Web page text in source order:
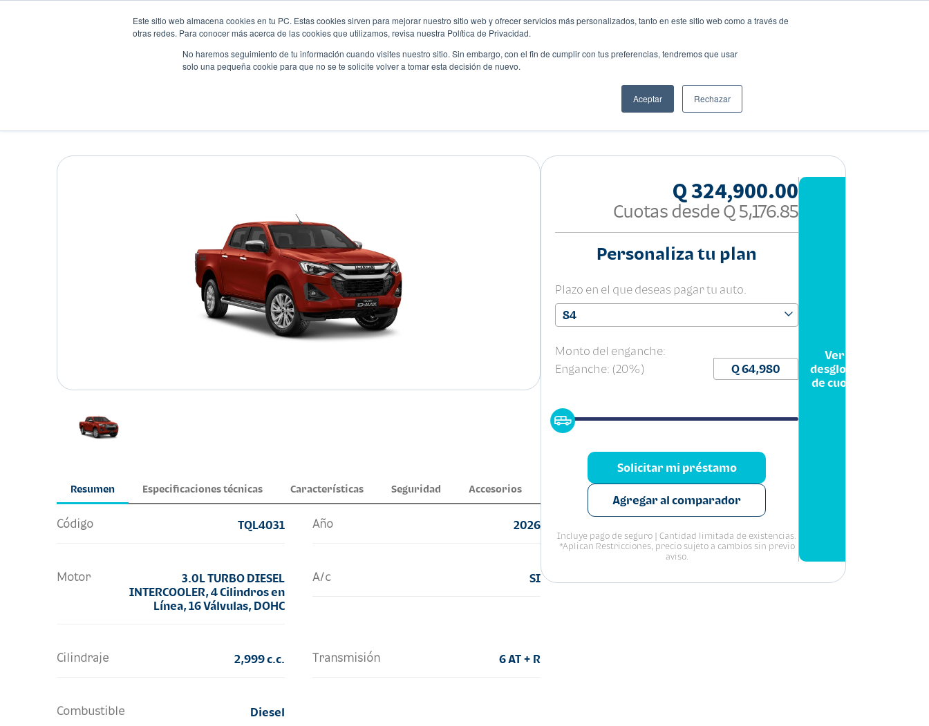
Este sitio web almacena cookies en tu PC. Estas cookies sirven para mejorar nuestro sitio web y ofrecer servicios más personalizados, tanto en este sitio web como a través de
otras redes. Para conocer más acerca de las cookies que utilizamos, revisa nuestra Política de Privacidad.
No haremos seguimiento de tu información cuando visites nuestro sitio. Sin embargo, con el fin de cumplir con tus preferencias, tendremos que usar
solo una pequeña cookie para que no se te solicite volver a tomar esta decisión de nuevo.
Aceptar Rechazar
Compartir:
Resumen Especificaciones técnicas Características Seguridad Accesorios
Código TQL4031 Año 2026
Motor
3.0L TURBO DIESEL
INTERCOOLER, 4 Cilindros en
Línea, 16 Válvulas, DOHC
A/c SI
Cilindraje 2,999 c.c. Transmisión 6 AT + R
Combustible Diesel
Q 324,900.00
Cuotas desde Q 5,176.85
Personaliza tu plan
Plazo en el que deseas pagar tu auto.
84
Monto del enganche:
Enganche: (20%)
Solicitar mi préstamo
Agregar al comparador
Incluye pago de seguro | Cantidad limitada de existencias.
*Aplican Restricciones, precio sujeto a cambios sin previo
aviso.
Ver
desglose
de cuota